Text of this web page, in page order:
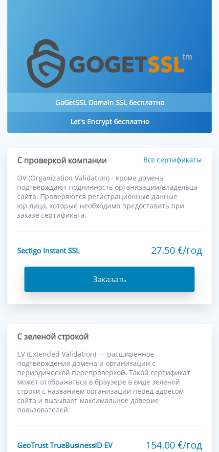
GoGetSSL Domain SSL бесплатно
Let's Encrypt бесплатно
С проверкой компании
Все сертификаты
OV (Organization Validation) - кроме домена
подтверждают подлинность организации/владельца
сайта. Проверяются регистрационные данные
юр.лица, которые необходимо предоставить при
заказе сертификата.
Sectigo Instant SSL 27.50 €/год
Заказать
С зеленой строкой
EV (Extended Validation) — расширенное
подтверждения домена и организации с
периодической перепроверкой. Такой сертификат
может отображаться в браузере в виде зеленой
строки с названием организации перед адресом
сайта и вызывает максимальное доверие
пользователей.
GeoTrust TrueBusinessID EV 154.00 €/год